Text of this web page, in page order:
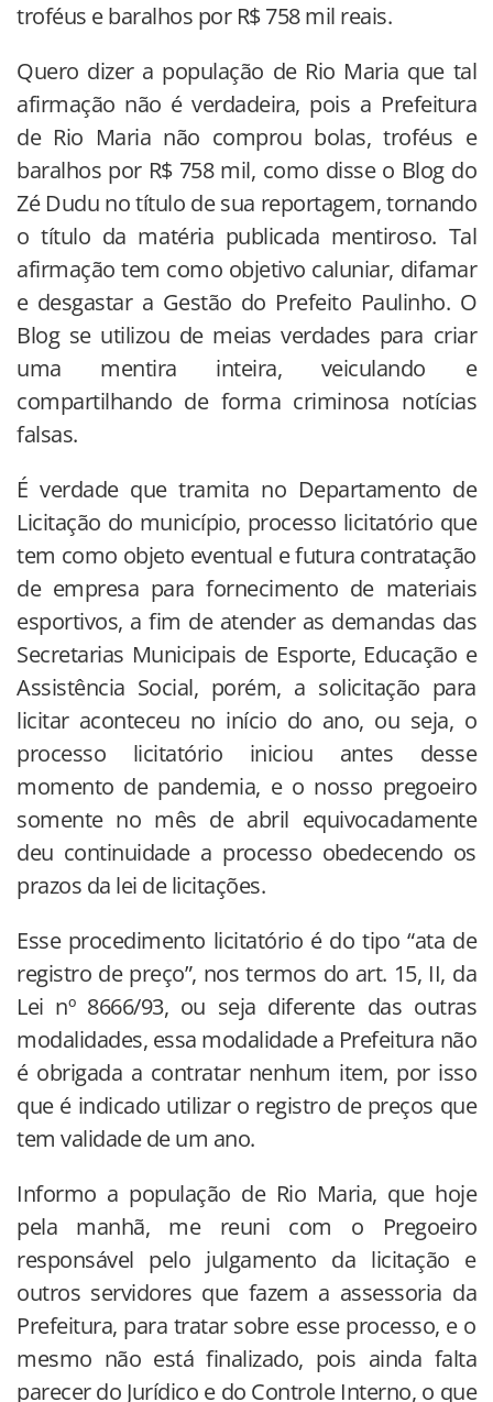
troféus e baralhos por R$ 758 mil reais.
Quero dizer a população de Rio Maria que tal
afirmação não é verdadeira, pois a Prefeitura
de Rio Maria não comprou bolas, troféus e
baralhos por R$ 758 mil, como disse o Blog do
Zé Dudu no título de sua reportagem, tornando
o título da matéria publicada mentiroso. Tal
afirmação tem como objetivo caluniar, difamar
e desgastar a Gestão do Prefeito Paulinho. O
Blog se utilizou de meias verdades para criar
uma mentira inteira, veiculando e
compartilhando de forma criminosa notícias
falsas.
É verdade que tramita no Departamento de
Licitação do município, processo licitatório que
tem como objeto eventual e futura contratação
de empresa para fornecimento de materiais
esportivos, a fim de atender as demandas das
Secretarias Municipais de Esporte, Educação e
Assistência Social, porém, a solicitação para
licitar aconteceu no início do ano, ou seja, o
processo licitatório iniciou antes desse
momento de pandemia, e o nosso pregoeiro
somente no mês de abril equivocadamente
deu continuidade a processo obedecendo os
prazos da lei de licitações.
Esse procedimento licitatório é do tipo “ata de
registro de preço”, nos termos do art. 15, II, da
Lei nº 8666/93, ou seja diferente das outras
modalidades, essa modalidade a Prefeitura não
é obrigada a contratar nenhum item, por isso
que é indicado utilizar o registro de preços que
tem validade de um ano.
Informo a população de Rio Maria, que hoje
pela manhã, me reuni com o Pregoeiro
responsável pelo julgamento da licitação e
outros servidores que fazem a assessoria da
Prefeitura, para tratar sobre esse processo, e o
mesmo não está finalizado, pois ainda falta
parecer do Jurídico e do Controle Interno, o que